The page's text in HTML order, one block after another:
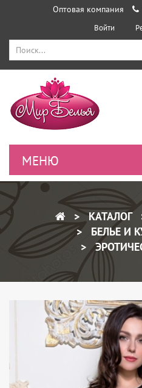
Оптовая компания
Войти
КАТАЛОГ
БЕЛЬЕ И